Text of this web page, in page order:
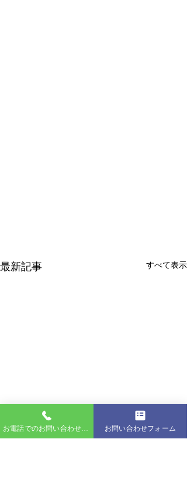
最新記事 すべて表示
お問い合わせフォーム